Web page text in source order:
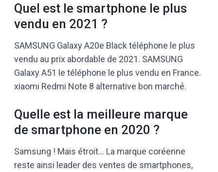
Quel est le smartphone le plus
vendu en 2021 ?
SAMSUNG Galaxy A20e Black téléphone le plus
vendu au prix abordable de 2021. SAMSUNG
Galaxy A51 le téléphone le plus vendu en France.
xiaomi Redmi Note 8 alternative bon marché.
Quelle est la meilleure marque
de smartphone en 2020 ?
Samsung ! Mais étroit… La marque coréenne
reste ainsi leader des ventes de smartphones,